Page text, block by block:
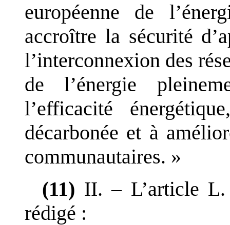
européenne de l’
accroître la sécurité d’
l’interconnexion des
de l’énergie
l’efficacité
décarbonée et à
communautaires. »
(11) II. – L’article L.
rédigé :